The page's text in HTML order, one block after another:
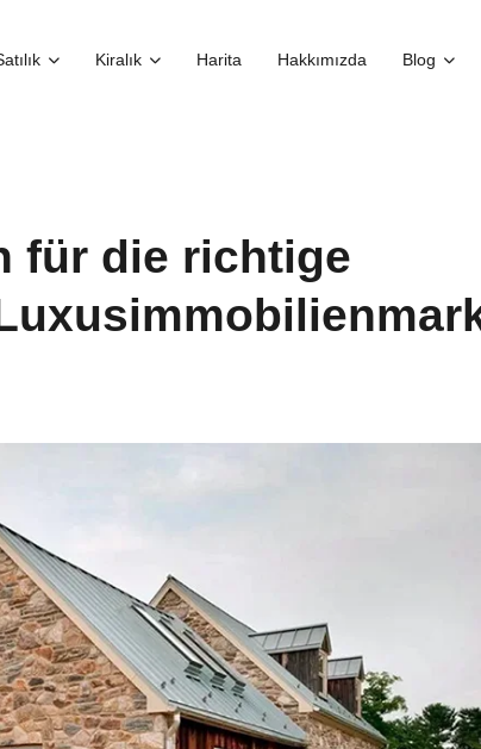
Kiralık Harita Hakkımızda Blog
für die richtige